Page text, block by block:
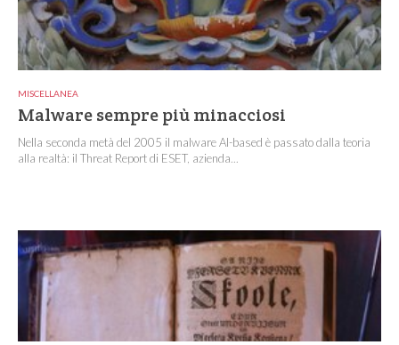
MISCELLANEA
Malware sempre più minacciosi
Nella seconda metà del 2005 il malware AI-based è passato dalla teoria
alla realtà: il Threat Report di ESET, azienda...